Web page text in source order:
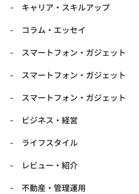
キャリア・スキルアップ
コラム・エッセイ
スマートフォン・ガジェット
スマートフォン・ガジェット
スマートフォン・ガジェット
ビジネス・経営
ライフスタイル
レビュー・紹介
不動産・管理運用